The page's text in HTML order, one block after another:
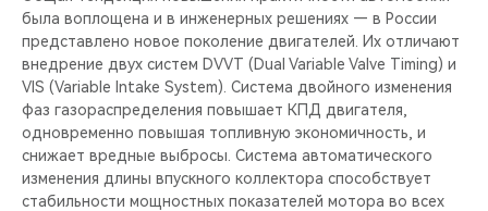
была воплощена и в инженерных решениях — в России
представлено новое поколение двигателей. Их отличают
внедрение двух систем DVVT (Dual Variable Valve Timing) и
VIS (Variable Intake System). Система двойного изменения
фаз газораспределения повышает КПД двигателя,
одновременно повышая топливную экономичность, и
снижает вредные выбросы. Система автоматического
изменения длины впускного коллектора способствует
стабильности мощностных показателей мотора во всех